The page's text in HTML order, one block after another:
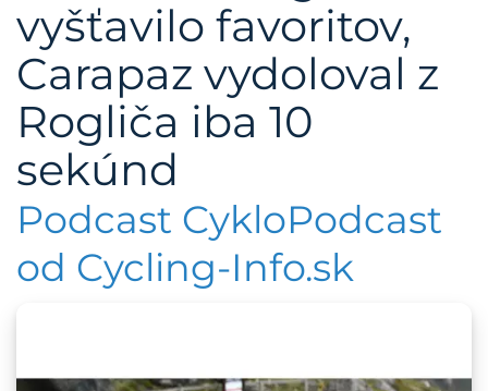
vyšťavilo favoritov,
Carapaz vydoloval z
Rogliča iba 10
sekúnd
Podcast CykloPodcast
od Cycling-Info.sk